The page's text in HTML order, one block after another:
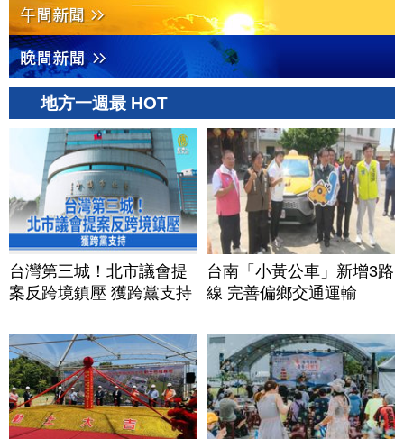
地方一週最 HOT
台灣第三城！北市議會提
案反跨境鎮壓 獲跨黨支持
台南「小黃公車」新增3路
線 完善偏鄉交通運輸